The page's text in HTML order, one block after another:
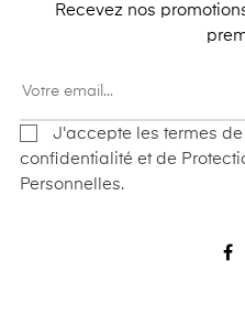
Recevez nos
J'accepte les termes
confidentialité et de
Personnelles.